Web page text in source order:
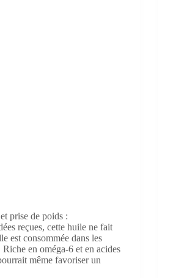
prise de poids :
reçues, cette huile ne fait
est consommée dans les
en oméga-6 et en acides
même favoriser un